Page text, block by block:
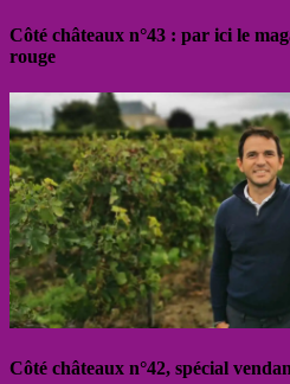
Côté châteaux n°43 : par ici le
rouge
Côté châteaux n°42, spécial